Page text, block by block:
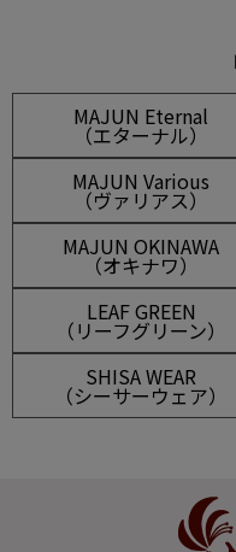
MAJUN Eternal
（エターナル）
MAJUN Various
（ヴァリアス）
MAJUN OKINAWA
（オキナワ）
LEAF GREEN
（リーフグリーン）
SHISA WEAR
（シーサーウェア）